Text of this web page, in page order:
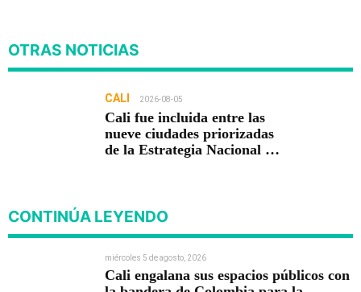
OTRAS NOTICIAS
CALI 2026-08-05
Cali fue incluida entre las
nueve ciudades priorizadas
de la Estrategia Nacional de
CONTINÚA LEYENDO
miércoles 5 de agosto, 2026
Cali engalana sus espacios públicos con